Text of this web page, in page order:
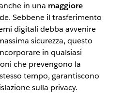
in una maggiore
Sebbene il trasferimento
digitali debba avvenire
sicurezza, questo
in qualsiasi
che prevengono la
tempo, garantiscono
sulla privacy.